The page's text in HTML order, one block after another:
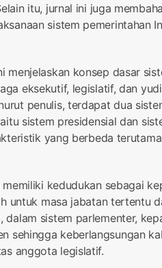
itu, jurnal ini juga
sistem pemerintahan
menjelaskan konsep dasar
eksekutif, legislatif, dan
penulis, terdapat dua
sistem presidensial dan
yang berbeda
kedudukan sebagai
untuk masa jabatan tertentu
sistem parlementer,
sehingga keberlangsungan
anggota legislatif.